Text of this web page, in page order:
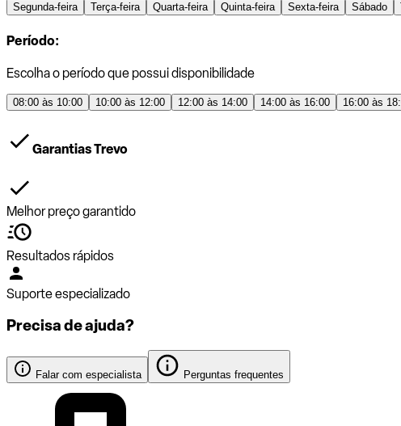
Segunda-feira Terça-feira Quarta-feira Quinta-feira Sexta-feira Sábado
Período:
Escolha o período que possui disponibilidade
08:00 às 10:00 10:00 às 12:00 12:00 às 14:00 14:00 às 16:00 16:00 às
Garantias Trevo
Melhor preço garantido
Resultados rápidos
Suporte especializado
Precisa de ajuda?
Falar com especialista Perguntas frequentes